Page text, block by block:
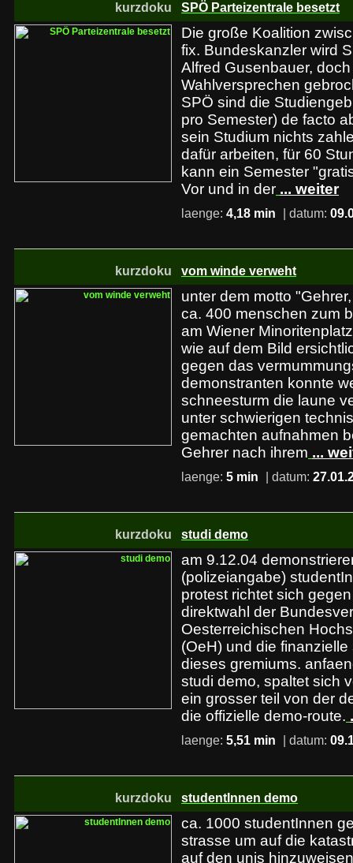
kurzdoku SPÖ Parteizentrale besetzt
Die große Koalition
fix. Bundeskanzler wird
Alfred Gusenbauer,
Wahlversprechen
SPÖ sind die
pro Semester) de facto
sein Studium nichts
dafür arbeiten, für 60
kann ein Semester
Vor und in der ... weiter
laenge: 4,18 min | datum:
kurzdoku vom winde verweht
unter dem motto
ca. 400 menschen zum
am Wiener
wie auf dem Bild
gegen das
demonstranten konnte
schneesturm die laune
unter schwierigen
gemachten aufnahmen
Gehrer nach ihrem ...
laenge: 5 min | datum:
kurzdoku studi demo
am 9.12.04
(polizeiangabe)
protest richtet sich
direktwahl der
Oesterreichischen
(OeH) und die
dieses gremiums.
studi demo, spaltet sich
ein grosser teil von der
die offizielle demo-route.
laenge: 5,51 min | datum:
kurzdoku studentInnen demo
ca. 1000 studentInnen
strasse um auf die
auf den unis